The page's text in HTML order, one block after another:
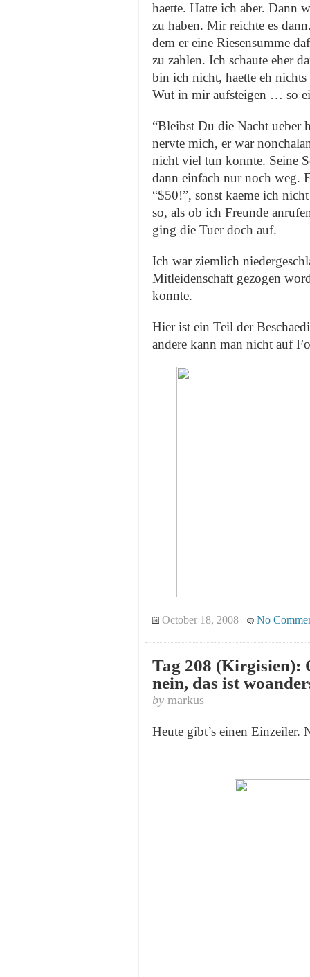
haette. Hatte ich aber. Dann
zu haben. Mir reichte es
dem er eine Riesensumme
zu zahlen. Ich schaute eher
bin ich nicht, haette eh
Wut in mir aufsteigen … so
“Bleibst Du die Nacht ueber
nervte mich, er war
nicht viel tun konnte. Seine
dann einfach nur noch weg.
“$50!”, sonst kaeme ich
so, als ob ich Freunde
ging die Tuer doch auf.
Ich war ziemlich
Mitleidenschaft gezogen
konnte.
Hier ist ein Teil der
andere kann man nicht auf
October 18, 2008 No
Tag 208 (Kirgisien):
nein, das ist
by markus
Heute gibt’s einen Einzeiler.